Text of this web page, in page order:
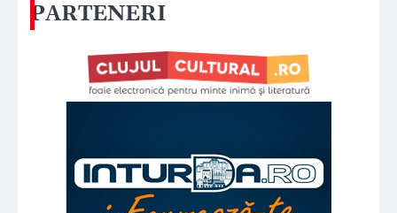
PARTENERI